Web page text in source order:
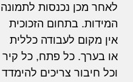
לאחר מכן נכנסות לתמונה
המידות. בתחום הזכוכית
אין מקום לעבודה כללית
או בערך. כל פתח, כל קיר
וכל חיבור צריכים להימדד